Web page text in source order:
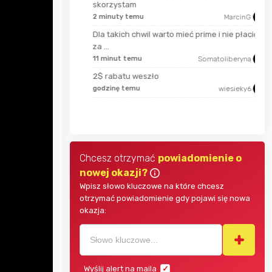
skorzystam
2 minuty temu MarcinG
Dla takich chwil warto mieć prime i nie płacić
za ...
11 minut temu Somatoliberyna
2$ rabatu weszło
godzinę temu wiesieky6
Chcesz otrzymać powiadomienie o
nowej okazji?
Wpisz słowo kluczowe na które chcesz
otrzymać powiadomienie gdy pojawi się nowa
okazja:
Wyślij alert na maila